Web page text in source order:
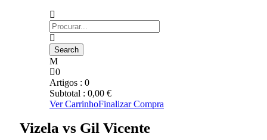
0
Artigos : 0
Subtotal : 0,00 €
Ver CarrinhoFinalizar Compra
Vizela vs Gil Vicente